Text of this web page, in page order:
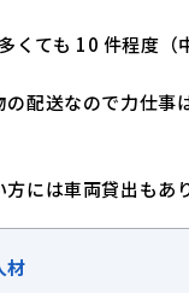
くても 10 件程度（
の配送なので力仕事
には車両貸出もあ
材